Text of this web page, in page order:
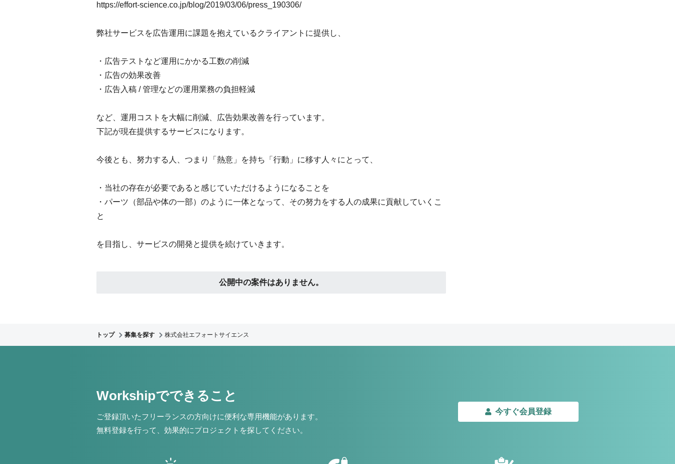
https://effort-science.co.jp/blog/2019/03/06/press_190306/
弊社サービスを広告運用に課題を抱えているクライアントに提供し、
・広告テストなど運用にかかる工数の削減
・広告の効果改善
・広告入稿 / 管理などの運用業務の負担軽減
など、運用コストを大幅に削減、広告効果改善を行っています。
下記が現在提供するサービスになります。
今後とも、努力する人、つまり「熱意」を持ち「行動」に移す人々にとって、
・当社の存在が必要であると感じていただけるようになることを
・パーツ（部品や体の一部）のように一体となって、その努力をする人の成果に貢献していくこ
と
を目指し、サービスの開発と提供を続けていきます。
公開中の案件はありません。
トップ 募集を探す 株式会社エフォートサイエンス
Workshipでできること
ご登録頂いたフリーランスの方向けに便利な専用機能があります。
無料登録を行って、効果的にプロジェクトを探してください。
今すぐ会員登録